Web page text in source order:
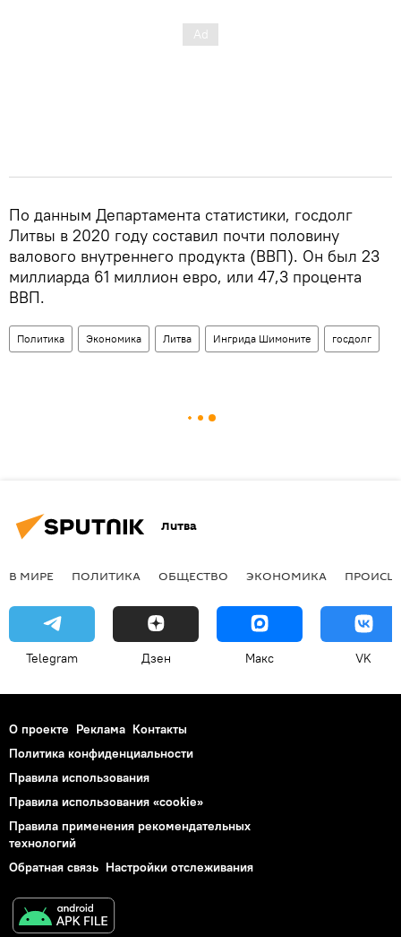
По данным Департамента статистики, госдолг
Литвы в 2020 году составил почти половину
валового внутреннего продукта (ВВП). Он был 23
миллиарда 61 миллион евро, или 47,3 процента
ВВП.
Политика Экономика Литва Ингрида Шимоните госдолг
Литва
В МИРЕ ПОЛИТИКА ОБЩЕСТВО ЭКОНОМИКА
Telegram Дзен Макс VK
О проекте Реклама Контакты
Политика конфиденциальности
Правила использования
Правила использования «cookie»
Правила применения рекомендательных
технологий
Обратная связь Настройки отслеживания